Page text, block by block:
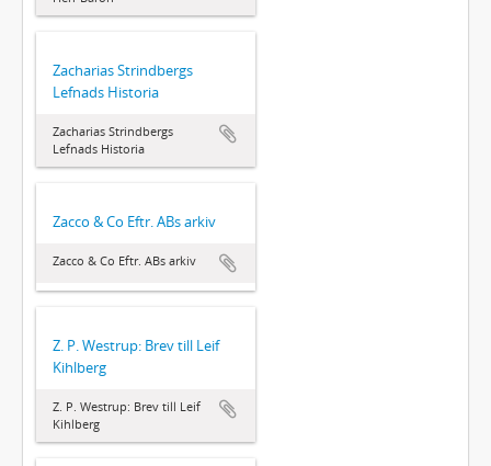
Zacharias Strindbergs
Lefnads Historia
Zacharias Strindbergs
Lefnads Historia
Zacco & Co Eftr. ABs arkiv
Zacco & Co Eftr. ABs arkiv
Z. P. Westrup: Brev till Leif
Kihlberg
Z. P. Westrup: Brev till Leif
Kihlberg